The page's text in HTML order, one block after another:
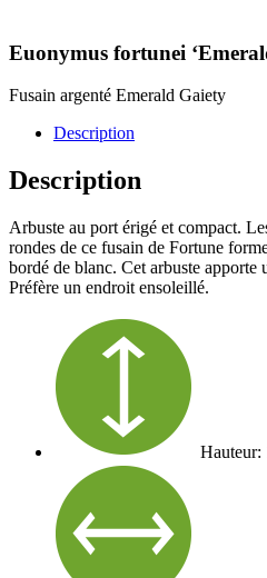
Euonymus fortunei
Fusain argenté Emerald Gaiety
Description
Description
Arbuste au port érigé et compact.
rondes de ce fusain de Fortune
bordé de blanc. Cet arbuste apporte
Préfère un endroit ensoleillé.
Hauteur: